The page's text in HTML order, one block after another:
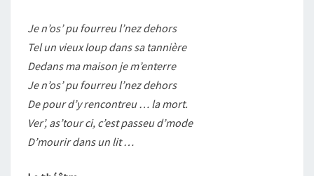
Je n’os’ pu fourreu l’nez dehors
Tel un vieux loup dans sa tannière
Dedans ma maison je m’enterre
Je n’os’ pu fourreu l’nez dehors
De pour d’y rencontreu … la mort.
Ver’, as’tour ci, c’est passeu d’mode
D’mourir dans un lit …